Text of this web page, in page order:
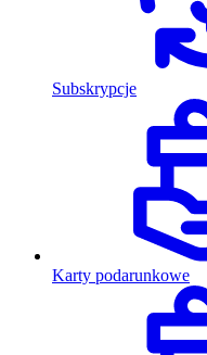
Subskrypcje
Karty podarunkowe